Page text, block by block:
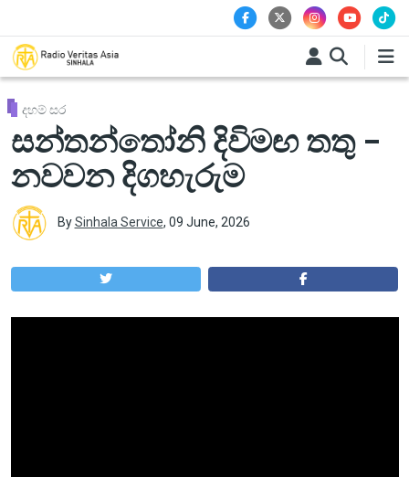
දහම් සර
සන්තන්තෝනි දිවිමඟ තතු –
නවවන දිගහැරුම
BySinhala Service, 09 June, 2026